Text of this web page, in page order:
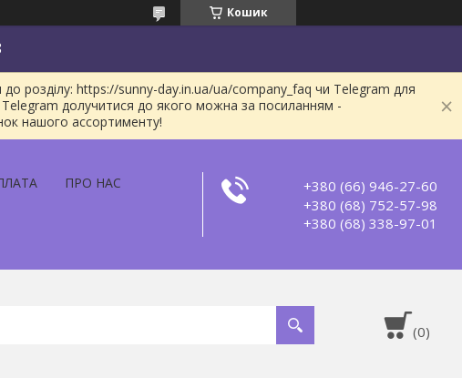
Кошик
розділу: https://sunny-day.in.ua/ua/company_faq чи Telegram для
долучитися до якого можна за посиланням -
нашого ассортименту!
ПРО НАС
+380 (66) 946-27-60
+380 (68) 752-57-98
+380 (68) 338-97-01